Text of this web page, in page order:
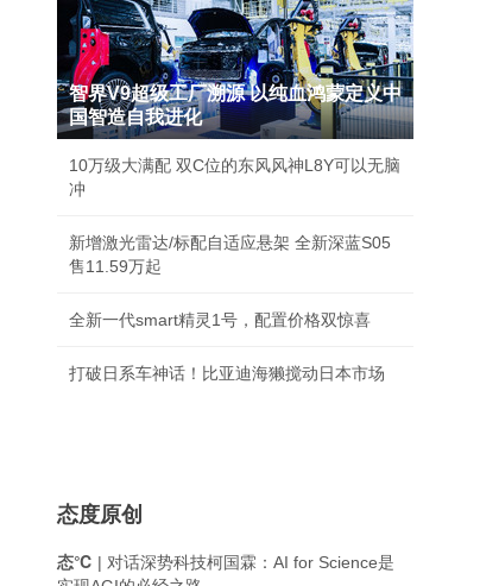
智界V9超级工厂溯源 以纯血鸿蒙定义中
国智造自我进化
10万级大满配 双C位的东风风神L8Y可以无脑
冲
新增激光雷达/标配自适应悬架 全新深蓝S05
售11.59万起
全新一代smart精灵1号，配置价格双惊喜
打破日系车神话！比亚迪海獭搅动日本市场
态度原创
态℃ | 对话深势科技柯国霖：AI for Science是